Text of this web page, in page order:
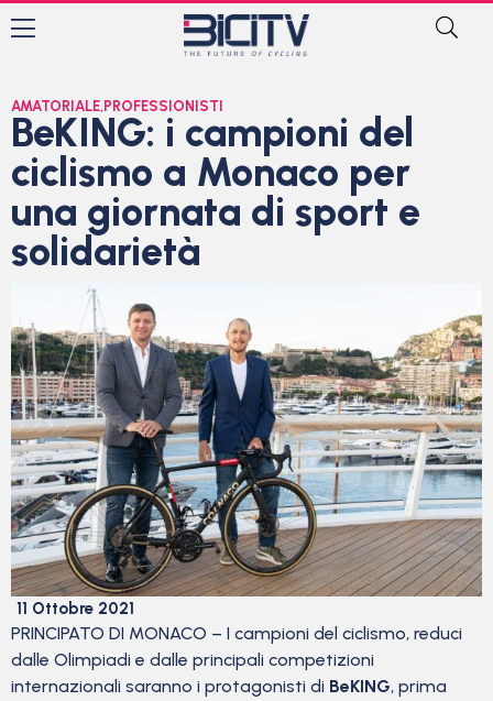
AMATORIALE, PROFESSIONISTI
BeKING: i campioni del
ciclismo a Monaco per
una giornata di sport e
solidarietà
11 Ottobre 2021
PRINCIPATO DI MONACO – I campioni del ciclismo, reduci
dalle Olimpiadi e dalle principali competizioni
internazionali saranno i protagonisti di BeKING, prima